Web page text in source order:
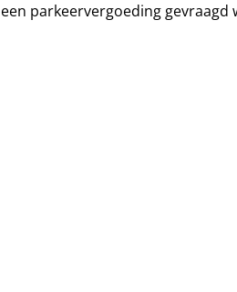
een parkeervergoeding gevraagd